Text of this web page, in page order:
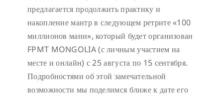
предлагается продолжить практику и
накопление мантр в следующем ретрите «100
миллионов мани», который будет организован
FPMT MONGOLIA (с личным участием на
месте и онлайн) с 25 августа по 15 сентября.
Подробностями об этой замечательной
возможности мы поделимся ближе к дате его